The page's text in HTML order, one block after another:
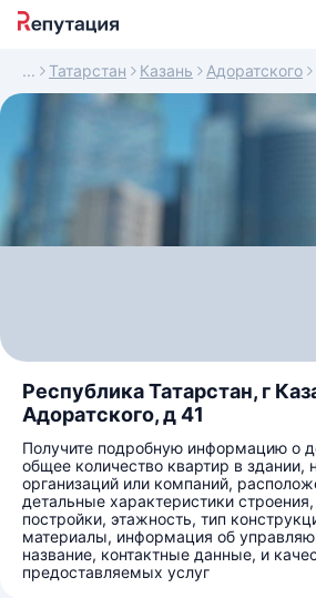
Татарстан Казань Адоратского
Республика Татарстан, г
Адоратского, д 41
Получите подробную информацию о
общее количество квартир в здании,
организаций или компаний,
детальные характеристики
постройки, этажность, тип
материалы, информация об
название, контактные данные, и
предоставляемых услуг